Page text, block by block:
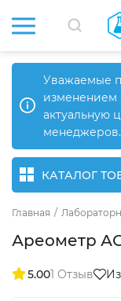
Уважаемые
изменением
актуальную
менеджеров.
КАТАЛОГ
Главная /
Ареометр
5.001 Отзыв